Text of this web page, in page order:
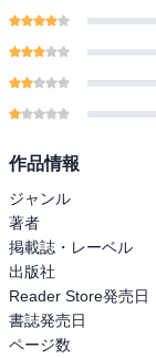
作品情報
ジャンル
著者
掲載誌・レーベル
出版社
Reader Store発売日
書誌発売日
ページ数